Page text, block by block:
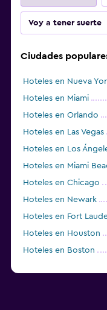
Voy a tener suerte
Ciudades
Hoteles en Nueva
Hoteles en Miami
Hoteles en Orlando
Hoteles en Las Vegas
Hoteles en Los
Hoteles en Miami
Hoteles en Chicago
Hoteles en Newark
Hoteles en Fort
Hoteles en Houston
Hoteles en Boston